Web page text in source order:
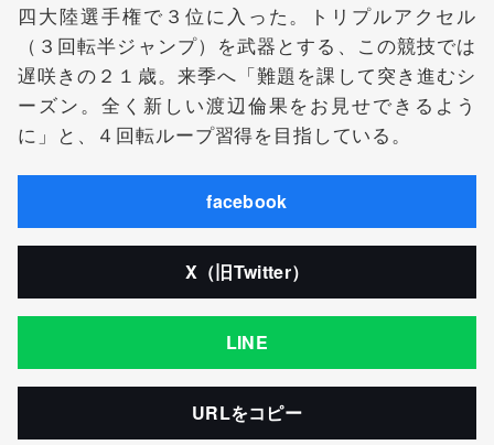
四大陸選手権で３位に入った。トリプルアクセル
（３回転半ジャンプ）を武器とする、この競技では
遅咲きの２１歳。来季へ「難題を課して突き進むシ
ーズン。全く新しい渡辺倫果をお見せできるよう
に」と、４回転ループ習得を目指している。
facebook
X（旧Twitter）
LINE
URLをコピー